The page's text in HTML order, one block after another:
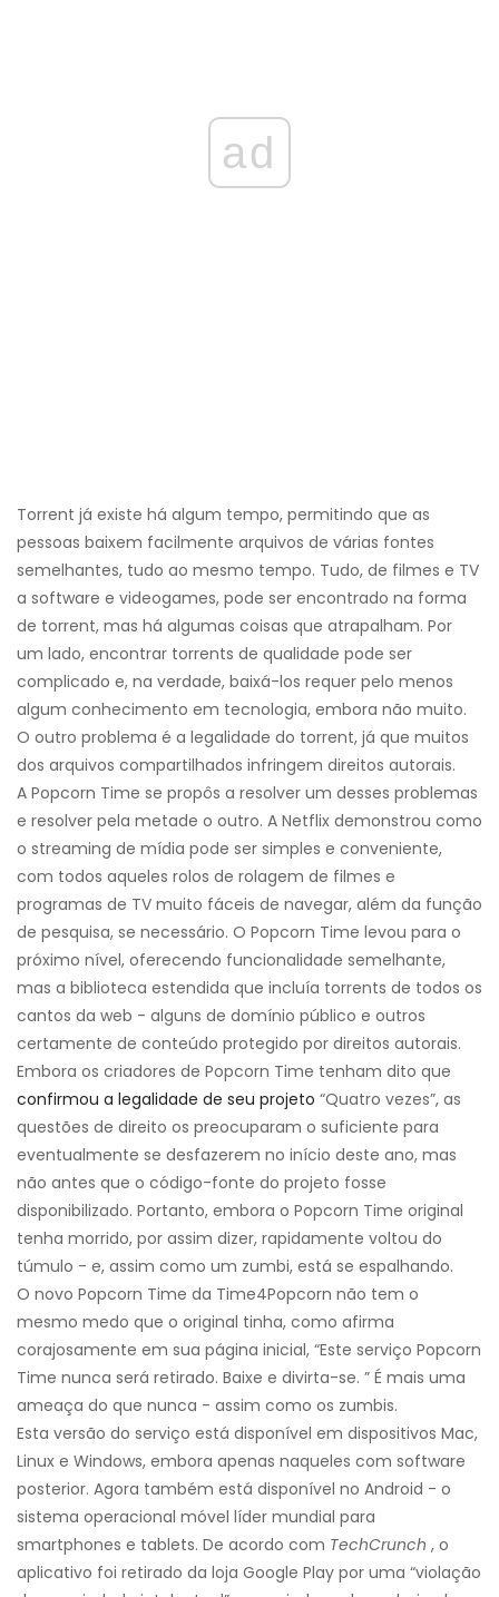
ad
Torrent já existe há algum tempo, permitindo que as
pessoas baixem facilmente arquivos de várias fontes
semelhantes, tudo ao mesmo tempo. Tudo, de filmes e TV
a software e videogames, pode ser encontrado na forma
de torrent, mas há algumas coisas que atrapalham. Por
um lado, encontrar torrents de qualidade pode ser
complicado e, na verdade, baixá-los requer pelo menos
algum conhecimento em tecnologia, embora não muito.
O outro problema é a legalidade do torrent, já que muitos
dos arquivos compartilhados infringem direitos autorais.
A Popcorn Time se propôs a resolver um desses problemas
e resolver pela metade o outro. A Netflix demonstrou como
o streaming de mídia pode ser simples e conveniente,
com todos aqueles rolos de rolagem de filmes e
programas de TV muito fáceis de navegar, além da função
de pesquisa, se necessário. O Popcorn Time levou para o
próximo nível, oferecendo funcionalidade semelhante,
mas a biblioteca estendida que incluía torrents de todos os
cantos da web - alguns de domínio público e outros
certamente de conteúdo protegido por direitos autorais.
Embora os criadores de Popcorn Time tenham dito que
confirmou a legalidade de seu projeto “Quatro vezes”, as
questões de direito os preocuparam o suficiente para
eventualmente se desfazerem no início deste ano, mas
não antes que o código-fonte do projeto fosse
disponibilizado. Portanto, embora o Popcorn Time original
tenha morrido, por assim dizer, rapidamente voltou do
túmulo - e, assim como um zumbi, está se espalhando.
O novo Popcorn Time da Time4Popcorn não tem o
mesmo medo que o original tinha, como afirma
corajosamente em sua página inicial, “Este serviço Popcorn
Time nunca será retirado. Baixe e divirta-se. ” É mais uma
ameaça do que nunca - assim como os zumbis.
Esta versão do serviço está disponível em dispositivos Mac,
Linux e Windows, embora apenas naqueles com software
posterior. Agora também está disponível no Android - o
sistema operacional móvel líder mundial para
smartphones e tablets. De acordo com TechCrunch , o
aplicativo foi retirado da loja Google Play por uma “violação